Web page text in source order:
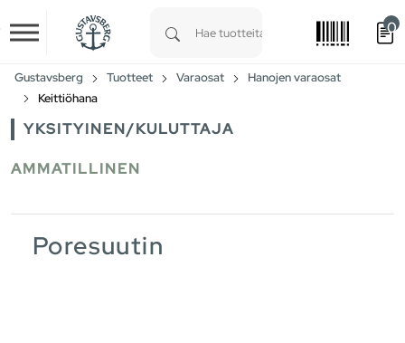
Skip to main content
0
Gustavsberg Tuotteet Varaosat
Hanojen varaosat
Keittiöhana
YKSITYINEN/KULUTTAJA
AMMATILLINEN
Poresuutin